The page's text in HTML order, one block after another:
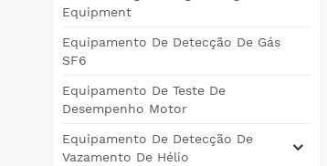
Equipment
Equipamento De Detecção De Gás
SF6
Equipamento De Teste De
Desempenho Motor
Equipamento De Detecção De
Vazamento De Hélio